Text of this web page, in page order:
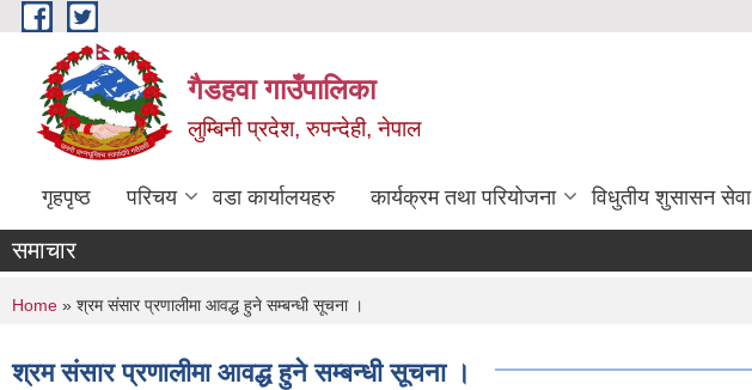
Skip to main content
गैडहवा गाउँपालिका
लुम्बिनी प्रदेश, रुपन्देही, नेपाल
गृहपृष्ठ परिचय वडा कार्यालयहरु कार्यक्रम तथा परियोजना विधुतीय शुसासन सेवा
समाचार
You are here
Home » श्रम संसार प्रणालीमा आवद्ध हुने सम्बन्धी सूचना ।
श्रम संसार प्रणालीमा आवद्ध हुने सम्बन्धी सूचना ।